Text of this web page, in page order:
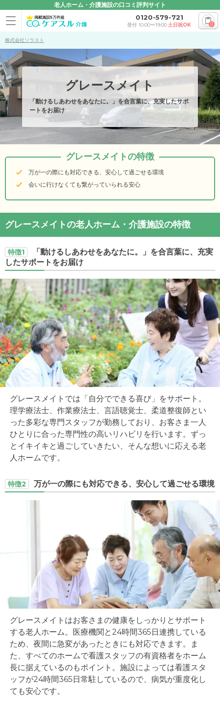
老人ホーム・介護施設の口コミ評判サイト
掲載施設5万件超 0120-579-721
受付 10:00〜19:00土日祝OK 0
株式会社ソラスト
グレースメイト
「動けるしあわせをあなたに。」を合言葉に、充実したサポ
ートをお届け
グレースメイトの特徴
万が一の際にも対応できる、安心して過ごせる環境
会いに行けなくても繋がっていられる安心
グレースメイトの老人ホーム・介護施設の特徴
特徴1
「動けるしあわせをあなたに。」を合言葉に、充実
したサポートをお届け
グレースメイトでは「自分でできる喜び」をサポート。
理学療法士、作業療法士、言語聴覚士、柔道整復師とい
った多彩な専門スタッフが勤務しており、お客さま一人
ひとりに合った専門性の高いリハビリを行います。ずっ
とイキイキと過ごしていきたい、そんな想いに応える老
人ホームです。
特徴2 万が一の際にも対応できる、安心して過ごせる環境
グレースメイトはお客さまの健康をしっかりとサポート
する老人ホーム。医療機関と24時間365日連携している
ため、夜間に急変があったときにも対応できます。ま
た、すべてのホームで看護スタッフの有資格者をホーム
長に据えているのもポイント。施設によっては看護スタ
ッフが24時間365日常駐しているので、病気が重度化し
ても安心です。